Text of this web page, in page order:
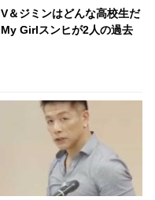
＆ジミンはどんな高校生だ
Girlスンヒが2人の過去